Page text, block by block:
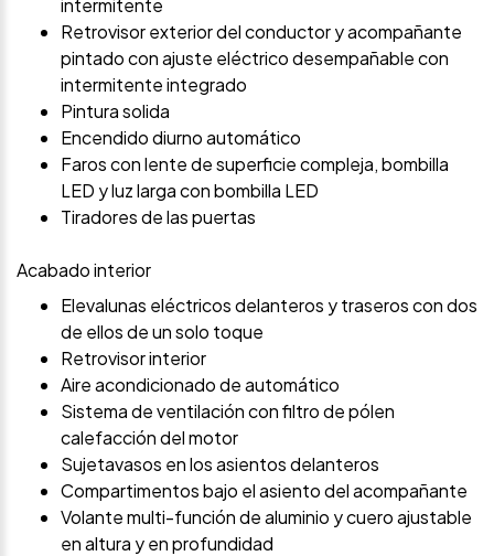
intermitente
Retrovisor exterior del conductor y acompañante
pintado con ajuste eléctrico desempañable con
intermitente integrado
Pintura solida
Encendido diurno automático
Faros con lente de superficie compleja, bombilla
LED y luz larga con bombilla LED
Tiradores de las puertas
Acabado interior
Elevalunas eléctricos delanteros y traseros con dos
de ellos de un solo toque
Retrovisor interior
Aire acondicionado de automático
Sistema de ventilación con filtro de pólen
calefacción del motor
Sujetavasos en los asientos delanteros
Compartimentos bajo el asiento del acompañante
Volante multi-función de aluminio y cuero ajustable
en altura y en profundidad